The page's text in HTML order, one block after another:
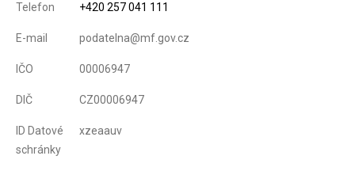
Telefon +420 257 041 111
E-mail podatelna@mf.gov.cz
IČO 00006947
DIČ CZ00006947
ID Datové
schránky
xzeaauv